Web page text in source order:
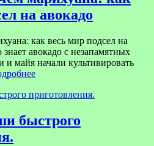
на авокадо
как весь мир подсел на
знает авокадо с незапамятных
майя начали культивировать
быстрого